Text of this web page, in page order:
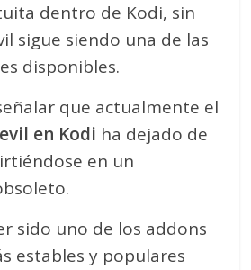
dentro de Kodi, sin
sigue siendo una de las
disponibles.
que actualmente el
en Kodi ha dejado de
en un
sido uno de los addons
estables y populares